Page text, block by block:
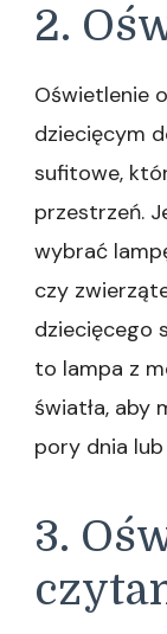
2.
Oświetlenie
dziecięcym
sufitowe,
przestrzeń.
wybrać
czy
dziecięcego
to lampa z
światła, aby
pory dnia
3.